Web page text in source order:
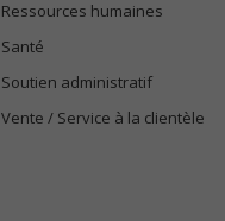
Ressources humaines
Santé
Soutien administratif
Vente / Service à la clientèle